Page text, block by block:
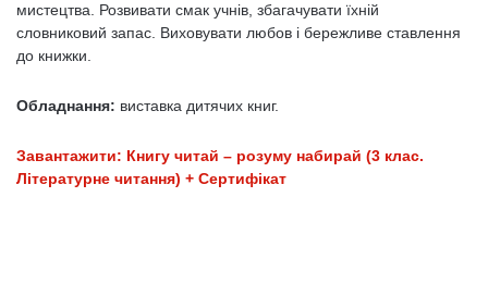
мистецтва. Розвивати смак учнів, збагачувати їхній
словниковий запас. Виховувати любов і бережливе ставлення
до книжки.
Обладнання: виставка дитячих книг.
Завантажити: Книгу читай – розуму набирай (3 клас.
Літературне читання) + Сертифікат